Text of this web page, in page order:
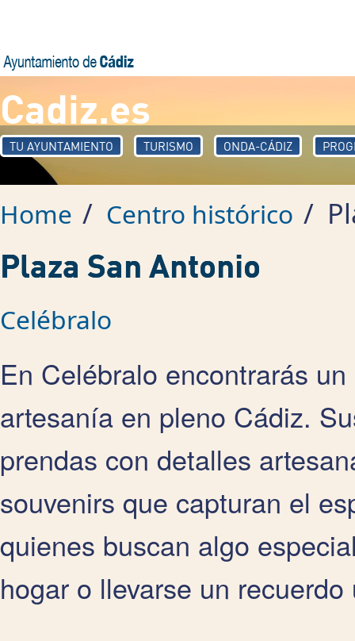
Cadiz.es
TU AYUNTAMIENTO TURISMO ONDA-CÁDIZ
Home / Centro histórico /
Plaza San Antonio
Celébralo
En Celébralo encontrarás
artesanía en pleno Cádiz.
prendas con detalles
souvenirs que capturan el
quienes buscan algo
hogar o llevarse un